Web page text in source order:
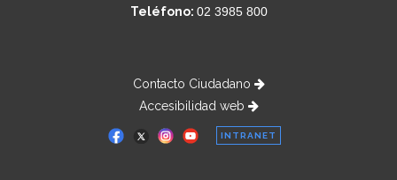
Teléfono: 02 3985 800
Contacto Ciudadano
Accesibilidad web
INTRANET